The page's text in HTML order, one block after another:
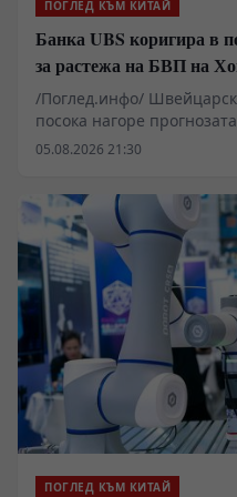
ПОГЛЕД КЪМ КИТАЙ
Банка UBS коригира в
за растежа на БВП на
/Поглед.инфо/
посока нагоре
растеж на Хонконг за
05.08.2026 21:30
ПОГЛЕД КЪМ КИТАЙ